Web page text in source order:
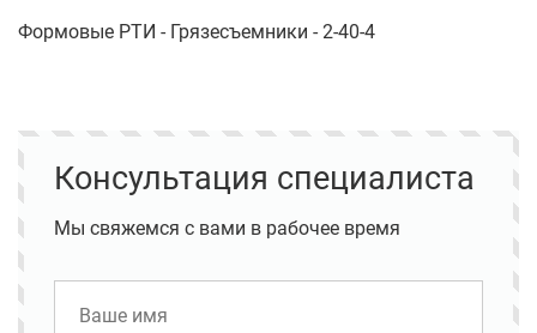
Формовые РТИ - Грязесъемники - 2-40-4
Консультация специалиста
Мы свяжемся с вами в рабочее время